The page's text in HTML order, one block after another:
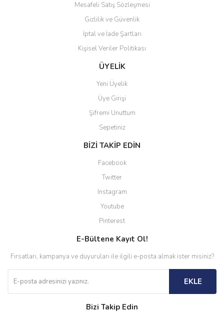
Gönder
Mesafeli Satış Sözleşmesi
Gizlilik ve Güvenlik
İptal ve İade Şartları
Kişisel Veriler Politikası
ÜYELİK
Yeni Üyelik
Üye Girişi
Şifremi Unuttum
Sepetiniz
BİZİ TAKİP EDİN
Facebook
Twitter
Instagram
Youtube
Pinterest
E-Bültene Kayıt Ol!
Fırsatları, kampanya ve duyuruları ile ilgili e-posta almak ister misiniz?
EKLE
Bizi Takip Edin